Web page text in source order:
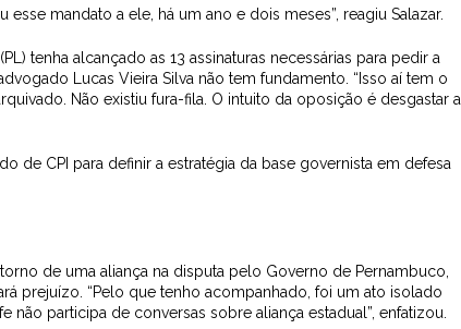
mandato a ele, há um ano e dois meses”, reagiu Salazar.
tenha alcançado as 13 assinaturas necessárias para pedir a
Lucas Vieira Silva não tem fundamento. “Isso aí tem o
Não existiu fura-fila. O intuito da oposição é desgastar a
de CPI para definir a estratégia da base governista em defesa
de uma aliança na disputa pelo Governo de Pernambuco,
prejuízo. “Pelo que tenho acompanhado, foi um ato isolado
participa de conversas sobre aliança estadual”, enfatizou.